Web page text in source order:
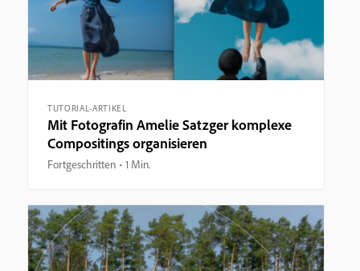
TUTORIAL-ARTIKEL
Mit Fotografin Amelie Satzger komplexe
Compositings organisieren
Fortgeschritten 1 Min.